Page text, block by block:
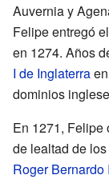
Auvernia y
Felipe entregó
en 1274. Años
I de Inglaterra
dominios
En 1271, Felipe
de lealtad de
Roger Bernardo